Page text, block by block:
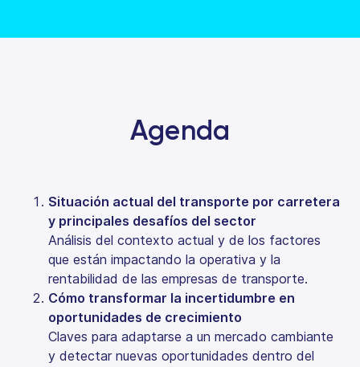
Agenda
Situación actual del transporte por carretera
y principales desafíos del sector
Análisis del contexto actual y de los factores
que están impactando la operativa y la
rentabilidad de las empresas de transporte.
Cómo transformar la incertidumbre en
oportunidades de crecimiento
Claves para adaptarse a un mercado cambiante
y detectar nuevas oportunidades dentro del